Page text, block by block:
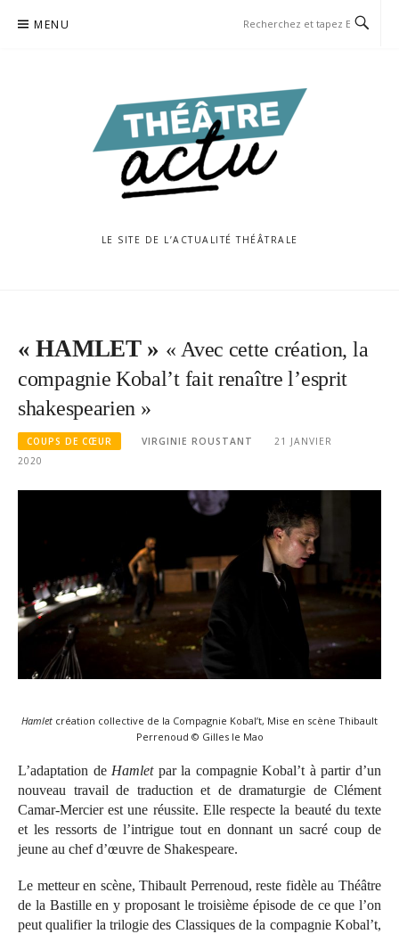
MENU
LE SITE DE L’ACTUALITÉ THÉÂTRALE
« HAMLET » « Avec cette création, la
compagnie Kobal’t fait renaître l’esprit
shakespearien »
COUPS DE CŒUR VIRGINIE ROUSTANT
21 JANVIER
2020
Hamlet création collective de la Compagnie Kobal’t, Mise en scène Thibault
Perrenoud © Gilles le Mao
L’adaptation deHamletpar la compagnie Kobal’t à partir d’un
nouveau travail de traduction et de dramaturgie de Clément
Camar-Mercier est une réussite. Elle respecte la beauté du texte
et les ressorts de l’intrigue tout en donnant un sacré coup de
jeune au chef d’œuvre de Shakespeare.
Le metteur en scène, Thibault Perrenoud, reste fidèle au Théâtre
de la Bastille en y proposant le troisième épisode de ce que l’on
peut qualifier la trilogie des Classiques de la compagnie Kobal’t,